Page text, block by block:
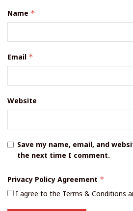
Name *
Email *
Website
Save my name, email, and
the next time I comment.
Privacy Policy Agreement *
I agree to the Terms & Conditions